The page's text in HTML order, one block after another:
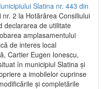
Slatina nr. 443 din
2 la Hotărârea Consiliului
declararea de utilitate
amplasamentului
de interes local
Cartier Eugen Ionescu,
în municipiul Slatina şi
a imobilelor cuprinse
şi completările